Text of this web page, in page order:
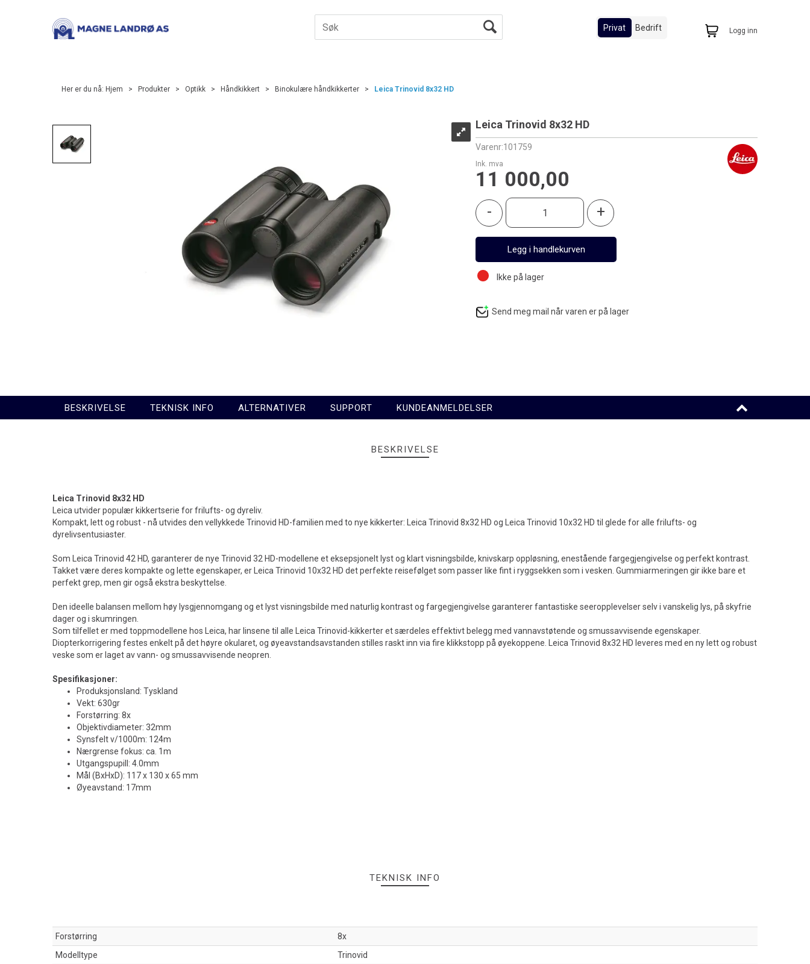
Logg inn
Privat Bedrift
Her er du nå: Hjem > Produkter > Optikk > Håndkikkert > Binokulære håndkikkerter > Leica Trinovid 8x32 HD
Leica Trinovid 8x32 HD
Varenr:101759
Ink. mva
11 000,00
- +
Ikke på lager
Send meg mail når varen er på lager
BESKRIVELSE TEKNISK INFO ALTERNATIVER SUPPORT KUNDEANMELDELSER
BESKRIVELSE
Leica Trinovid 8x32 HD
Leica utvider populær kikkertserie for frilufts- og dyreliv.
Kompakt, lett og robust - nå utvides den vellykkede Trinovid HD-familien med to nye kikkerter: Leica Trinovid 8x32 HD og Leica Trinovid 10x32 HD til glede for alle frilufts- og
dyrelivsentusiaster.
Som Leica Trinovid 42 HD, garanterer de nye Trinovid 32 HD-modellene et eksepsjonelt lyst og klart visningsbilde, knivskarp oppløsning, enestående fargegjengivelse og perfekt kontrast.
Takket være deres kompakte og lette egenskaper, er Leica Trinovid 10x32 HD det perfekte reisefølget som passer like fint i ryggsekken som i vesken. Gummiarmeringen gir ikke bare et
perfekt grep, men gir også ekstra beskyttelse.
Den ideelle balansen mellom høy lysgjennomgang og et lyst visningsbilde med naturlig kontrast og fargegjengivelse garanterer fantastiske seeropplevelser selv i vanskelig lys, på skyfrie
dager og i skumringen.
Som tilfellet er med toppmodellene hos Leica, har linsene til alle Leica Trinovid-kikkerter et særdeles effektivt belegg med vannavstøtende og smussavvisende egenskaper.
Diopterkorrigering festes enkelt på det høyre okularet, og øyeavstandsavstanden stilles raskt inn via fire klikkstopp på øyekoppene. Leica Trinovid 8x32 HD leveres med en ny lett og robust
veske som er laget av vann- og smussavvisende neopren.
Spesifikasjoner:
Produksjonsland: Tyskland
Vekt: 630gr
Forstørring: 8x
Objektivdiameter: 32mm
Synsfelt v/1000m: 124m
Nærgrense fokus: ca. 1m
Utgangspupill: 4.0mm
Mål (BxHxD): 117 x 130 x 65 mm
Øyeavstand: 17mm
TEKNISK INFO
Forstørring
8x
Modelltype
Trinovid